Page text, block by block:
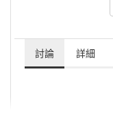
討論 詳細